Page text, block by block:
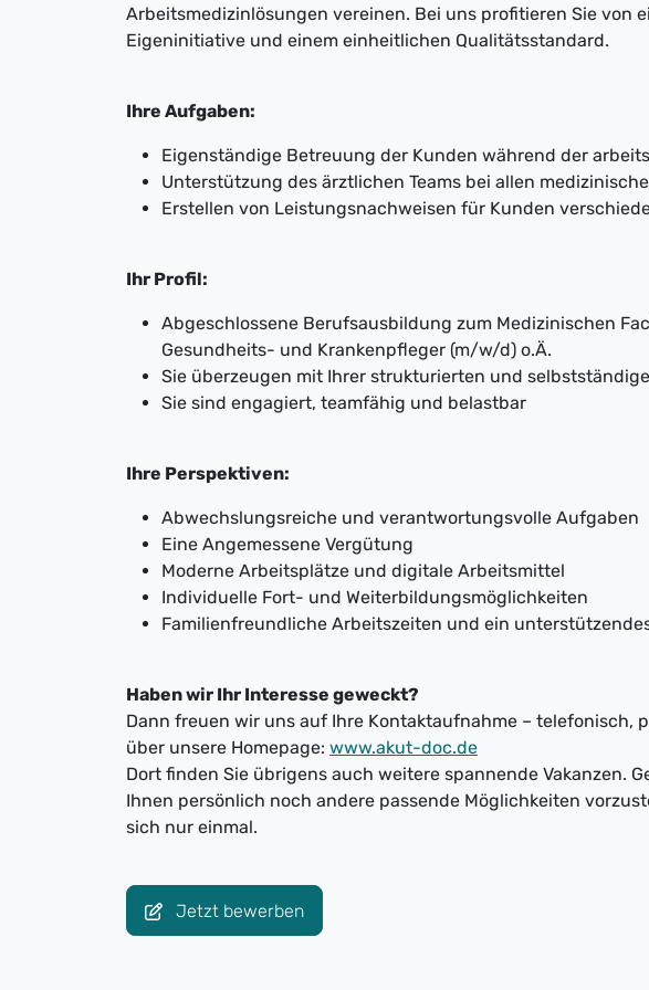
Arbeitsmedizinlösungen vereinen. Bei uns profitieren Sie von
Eigeninitiative und einem einheitlichen Qualitätsstandard.
Ihre Aufgaben:
Eigenständige Betreuung der Kunden während der
Unterstützung des ärztlichen Teams bei allen
Erstellen von Leistungsnachweisen für Kunden
Ihr Profil:
Abgeschlossene Berufsausbildung zum Medizinischen
Gesundheits- und Krankenpfleger (m/w/d) o.Ä.
Sie überzeugen mit Ihrer strukturierten und
Sie sind engagiert, teamfähig und belastbar
Ihre Perspektiven:
Abwechslungsreiche und verantwortungsvolle Aufgaben
Eine Angemessene Vergütung
Moderne Arbeitsplätze und digitale Arbeitsmittel
Individuelle Fort- und Weiterbildungsmöglichkeiten
Familienfreundliche Arbeitszeiten und ein
Haben wir Ihr Interesse geweckt?
Dann freuen wir uns auf Ihre Kontaktaufnahme – telefonisch,
über unsere Homepage: www.akut-doc.de
Dort finden Sie übrigens auch weitere spannende Vakanzen.
Ihnen persönlich noch andere passende Möglichkeiten
sich nur einmal.
Jetzt bewerben